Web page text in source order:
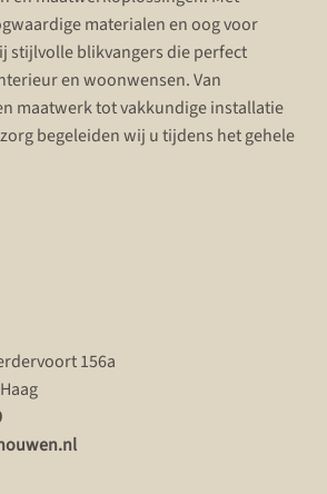
materialen en oog voor
stijlvolle blikvangers die perfect
en woonwensen. Van
maatwerk tot vakkundige installatie
begeleiden wij u tijdens het gehele
156a